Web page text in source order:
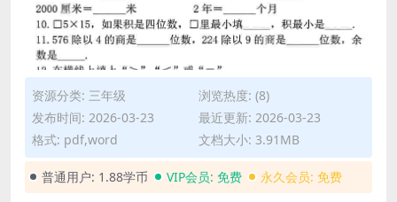
资源分类: 三年级
浏览热度: (8)
发布时间: 2026-03-23
最近更新: 2026-03-23
格式: pdf,word
文档大小: 3.91MB
普通用户: 1.88学币 VIP会员: 免费 永久会员: 免费